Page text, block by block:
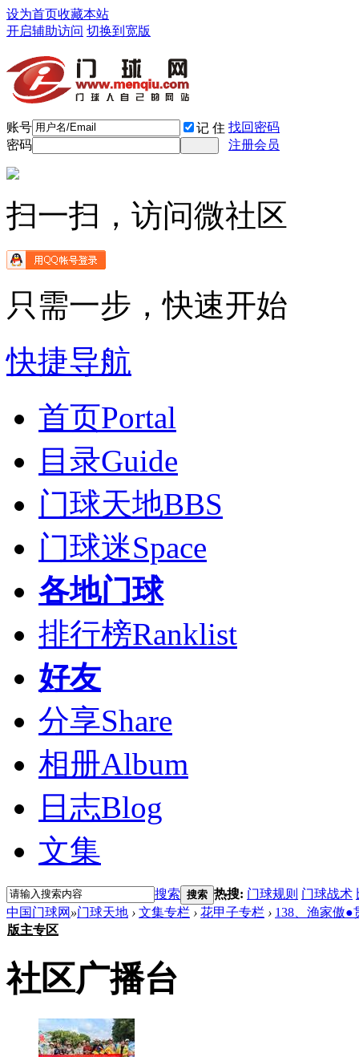
设为首页收藏本站
开启辅助访问 切换到宽版
账号 记 住 找回密码
密码
注册会员
扫一扫，访问微社区
只需一步，快速开始
快捷导航
首页Portal
目录Guide
门球天地BBS
门球迷Space
各地门球
排行榜Ranklist
好友
分享Share
相册Album
日志Blog
文集
搜索 搜索 热搜: 门球规则 门球战术
中国门球网 »门球天地 › 文集专栏 › 花甲子专栏 › 138、渔家傲●
版主专区
社区广播台